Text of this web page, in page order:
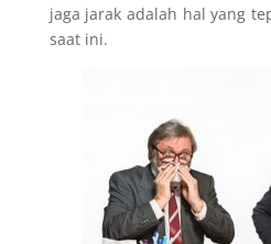
jaga jarak adalah hal yang
saat ini.